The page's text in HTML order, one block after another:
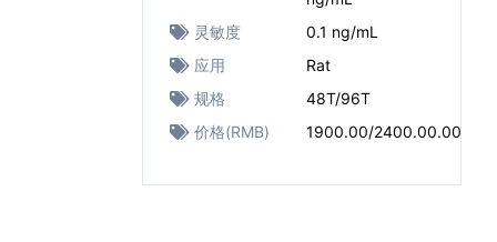
灵敏度
0.1 ng/mL
应用
Rat
规格
48T/96T
价格(RMB)
1900.00/2400.00.00